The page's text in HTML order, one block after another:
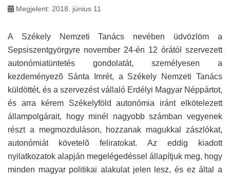
Megjelent: 2018. június 11
A Székely Nemzeti Tanács nevében üdvözlöm a
Sepsiszentgyörgyre november 24-én 12 órától szervezett
autonómiatüntetés gondolatát, személyesen a
kezdeményezõ Sánta Imrét, a Székely Nemzeti Tanács
küldöttét, és a szervezést vállaló Erdélyi Magyar Néppártot,
és arra kérem Székelyföld autonómia iránt elkötelezett
állampolgárait, hogy minél nagyobb számban vegyenek
részt a megmozduláson, hozzanak magukkal zászlókat,
autonómiát követelõ feliratokat. Az eddig kiadott
nyilatkozatok alapján megelégedéssel állapítjuk meg, hogy
minden magyar politikai alakulat jelen lesz, és ez által a